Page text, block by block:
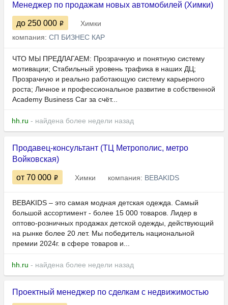
Менеджер по продажам новых автомобилей (Химки)
до 250 000
Химки
компания: СП БИЗНЕС КАР
ЧТО МЫ ПРЕДЛАГАЕМ: Прозрачную и понятную систему
мотивации; Стабильный уровень трафика в наших ДЦ;
Прозрачную и реально работающую систему карьерного
роста; Личное и профессиональное развитие в собственной
Academy Business Car за счёт...
hh.ru - найдена более недели назад
Продавец-консультант (ТЦ Метрополис, метро
Войковская)
от 70 000 Химки компания: BEBAKIDS
BEBAKIDS – это самая модная детская одежда. Самый
большой ассортимент - более 15 000 товаров. Лидер в
оптово-розничных продажах детской одежды, действующий
на рынке более 20 лет. Мы победитель национальной
премии 2024г. в сфере товаров и...
hh.ru - найдена более недели назад
Проектный менеджер по сделкам с недвижимостью